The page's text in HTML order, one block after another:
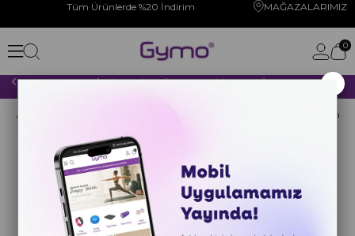
Tüm Ürünlerde %20 İndirim MAĞAZALARIMIZ
0
2000 TL VE ÜZERİ YAPACAĞINIZ TÜM ALIŞVERİŞLERİNİZDE KARGO ÜCRETSİZ!
Anasayfa